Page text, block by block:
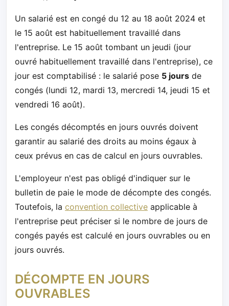
Un salarié est en congé du 12 au 18 août 2024 et
le 15 août est habituellement travaillé dans
l'entreprise. Le 15 août tombant un jeudi (jour
ouvré habituellement travaillé dans l'entreprise), ce
jour est comptabilisé : le salarié pose 5 jours de
congés (lundi 12, mardi 13, mercredi 14, jeudi 15 et
vendredi 16 août).
Les congés décomptés en jours ouvrés doivent
garantir au salarié des droits au moins égaux à
ceux prévus en cas de calcul en jours ouvrables.
L'employeur n'est pas obligé d'indiquer sur le
bulletin de paie le mode de décompte des congés.
Toutefois, la convention collective applicable à
l'entreprise peut préciser si le nombre de jours de
congés payés est calculé en jours ouvrables ou en
jours ouvrés.
DÉCOMPTE EN JOURS
OUVRABLES